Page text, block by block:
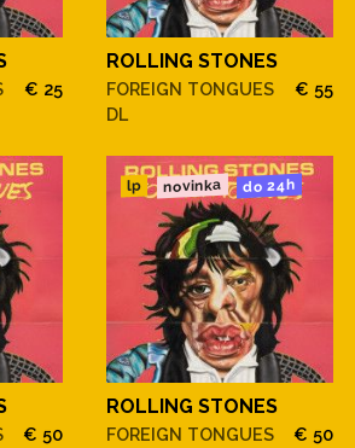
€ 25
ROLLING STONES
FOREIGN TONGUES
DL
€ 55
€ 50
lp novinka do 24h
ROLLING STONES
FOREIGN TONGUES € 50